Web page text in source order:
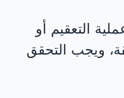
التعقيم أو
ويجب التحقق